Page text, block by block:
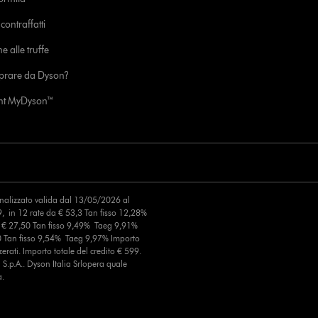
alle truffe
da Dyson?
MyDyson™
valida dal 13/05/2026 al
in 12 rate da € 53,3 Tan fisso 12,28%
27,50 Tan fisso 9,49% Taeg 9,91%
fisso 9,54% Taeg 9,97% Importo
Importo totale del credito € 599.
Dyson Italia Srlopera quale